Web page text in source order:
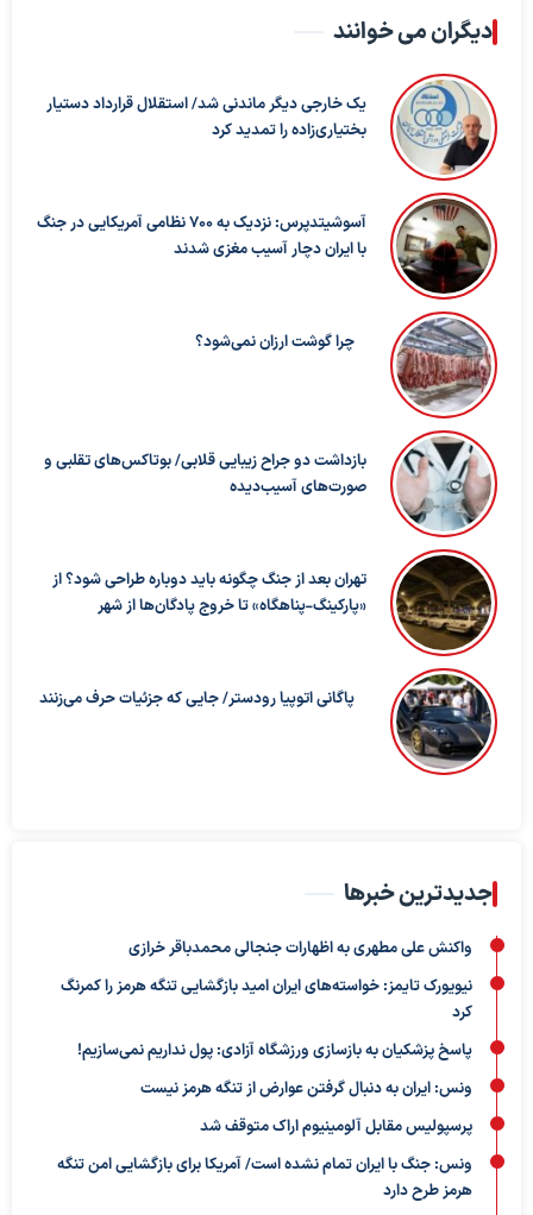
دیگران می خوانند
یک خارجی دیگر ماندنی شد/ استقلال قرارداد دستیار
بختیاری‌زاده را تمدید کرد
آسوشیتدپرس: نزدیک به ۷۰۰ نظامی آمریکایی در جنگ
با ایران دچار آسیب مغزی شدند
چرا گوشت ارزان نمی‌شود؟
بازداشت دو جراح زیبایی قلابی/ بوتاکس‌های تقلبی و
صورت‌های آسیب‌دیده
تهران بعد از جنگ چگونه باید دوباره طراحی شود؟ از
«پارکینگ-پناهگاه» تا خروج پادگان‌ها از شهر
پاگانی اتوپیا رودستر/ جایی که جزئیات حرف می‌زنند
جدیدترین خبرها
واکنش علی مطهری به اظهارات جنجالی محمدباقر خرازی
نیویورک تایمز: خواسته‌های ایران امید بازگشایی تنگه هرمز را کمرنگ
کرد
پاسخ پزشکیان به بازسازی ورزشگاه آزادی: پول نداریم نمی‌سازیم!
ونس: ایران به دنبال گرفتن عوارض از تنگه هرمز نیست
پرسپولیس مقابل آلومینیوم اراک متوقف شد
ونس: جنگ با ایران تمام نشده است/ آمریکا برای بازگشایی امن تنگه
هرمز طرح دارد